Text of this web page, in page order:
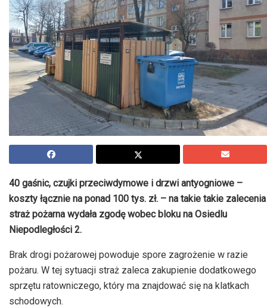
40 gaśnic, czujki przeciwdymowe i drzwi antyogniowe –
koszty łącznie na ponad 100 tys. zł. – na takie takie zalecenia
straż pożarna wydała zgodę wobec bloku na Osiedlu
Niepodległości 2.
Brak drogi pożarowej powoduje spore zagrożenie w razie
pożaru. W tej sytuacji straż zaleca zakupienie dodatkowego
sprzętu ratowniczego, który ma znajdować się na klatkach
schodowych.